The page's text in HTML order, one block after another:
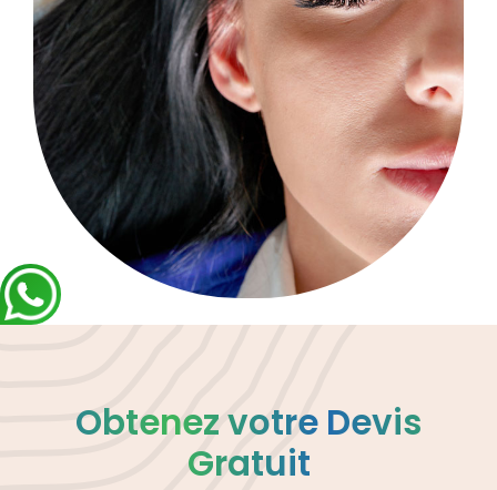
Obtenez votre Devis
Gratuit